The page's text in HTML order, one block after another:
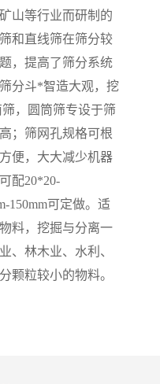
山等行业而研制的
和直线筛在筛分较
，提高了筛分系统
分斗*智造大观，挖
，圆筒筛专设于筛
；筛网孔规格可根
便，大大减少机器
配20*20-
150mm可定做。适
料，挖掘与分离一
、林木业、水利、
颗粒较小的物料。